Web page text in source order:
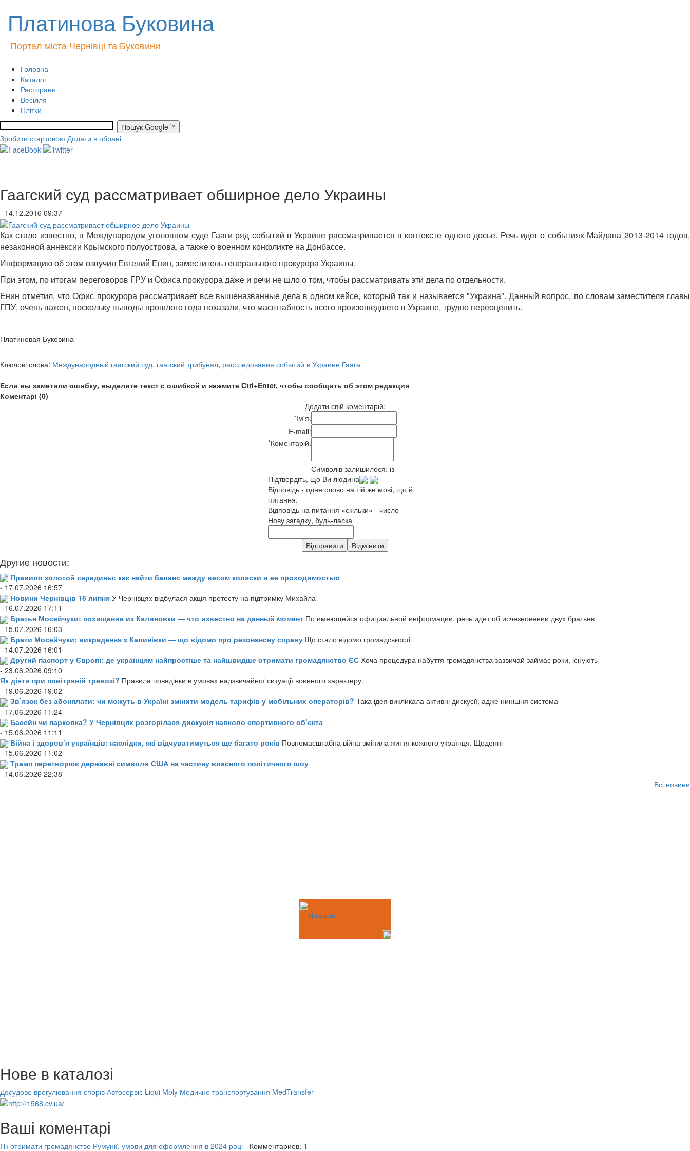
Платинова Буковина
Портал міста Чернівці та Буковини
Головна
Каталог
Ресторани
Весілля
Плітки
Зробити стартовою Додати в обрані
Гаагский суд рассматривает обширное дело Украины
- 14.12.2016 09:37
Как стало известно, в Международом уголовном суде Гааги ряд событий в Украине рассматривается в контексте одного досье. Речь идет о событиях Майдана 2013-2014 годов,
незаконной аннексии Крымского полуострова, а также о военном конфликте на Донбассе.
Информацию об этом озвучил Евгений Енин, заместитель генерального прокурора Украины.
При этом, по итогам переговоров ГРУ и Офиса прокурора даже и речи не шло о том, чтобы рассматривать эти дела по отдельности.
Енин отметил, что Офис прокурора рассматривает все вышеназванные дела в одном кейсе, который так и называется "Украина". Данный вопрос, по словам заместителя главы
ГПУ, очень важен, поскольку выводы прошлого года показали, что масштабность всего произошедшего в Украине, трудно переоценить.
Платиновая Буковина
Ключові слова: Международный гаагский суд, гаагский трибунал, расследования событий в Украине Гаага
Если вы заметили ошибку, выделите текст с ошибкой и нажмите Ctrl+Enter, чтобы сообщить об этом редакции
Коментарі (0)
Додати свій коментарій:
*Ім'я:
E-mail:
*Коментарій:
Символів залишилося: із
Підтвердіть, що Ви людина
Відповідь - одне слово на тій же мові, що й
питання.
Відповідь на питання «скільки» - число
Нову загадку, будь-ласка
Другие новости:
Правило золотой середины: как найти баланс между весом коляски и ее проходимостью
- 17.07.2026 16:57
Новини Чернівців 16 липня У Чернівцях відбулася акція протесту на підтримку Михайла
- 16.07.2026 17:11
Братья Мосейчуки: похищение из Калиновки — что известно на данный момент По имеющейся официальной информации, речь идет об исчезновении двух братьев
- 15.07.2026 16:03
Брати Мосейчуки: викрадення з Калинівки — що відомо про резонансну справу Що стало відомо громадськості
- 14.07.2026 16:01
Другий паспорт у Європі: де українцям найпростіше та найшвидше отримати громадянство ЄС Хоча процедура набуття громадянства зазвичай займає роки, існують
- 23.06.2026 09:10
Як діяти при повітряній тревозі? Правила поведінки в умовах надзвичайної ситуації воєнного характеру.
- 19.06.2026 19:02
Зв’язок без абонплати: чи можуть в Україні змінити модель тарифів у мобільних операторів? Така ідея викликала активні дискусії, адже нинішня система
- 17.06.2026 11:24
Басейн чи парковка? У Чернівцях розгорілася дискусія навколо спортивного об’єкта
- 15.06.2026 11:11
Війна і здоров’я українців: наслідки, які відчуватимуться ще багато років Повномасштабна війна змінила життя кожного українця. Щоденні
- 15.06.2026 11:02
Трамп перетворює державні символи США на частину власного політичного шоу
- 14.06.2026 22:38
Всі новини
Новости
Нове в каталозі
Досудове врегулювання спорів Автосервіс Liqui Moly Медичне транспортування MedTransfer
Ваші коментарі
Як отримати громадянство Румунії: умови для оформлення в 2024 році - Комментариев: 1